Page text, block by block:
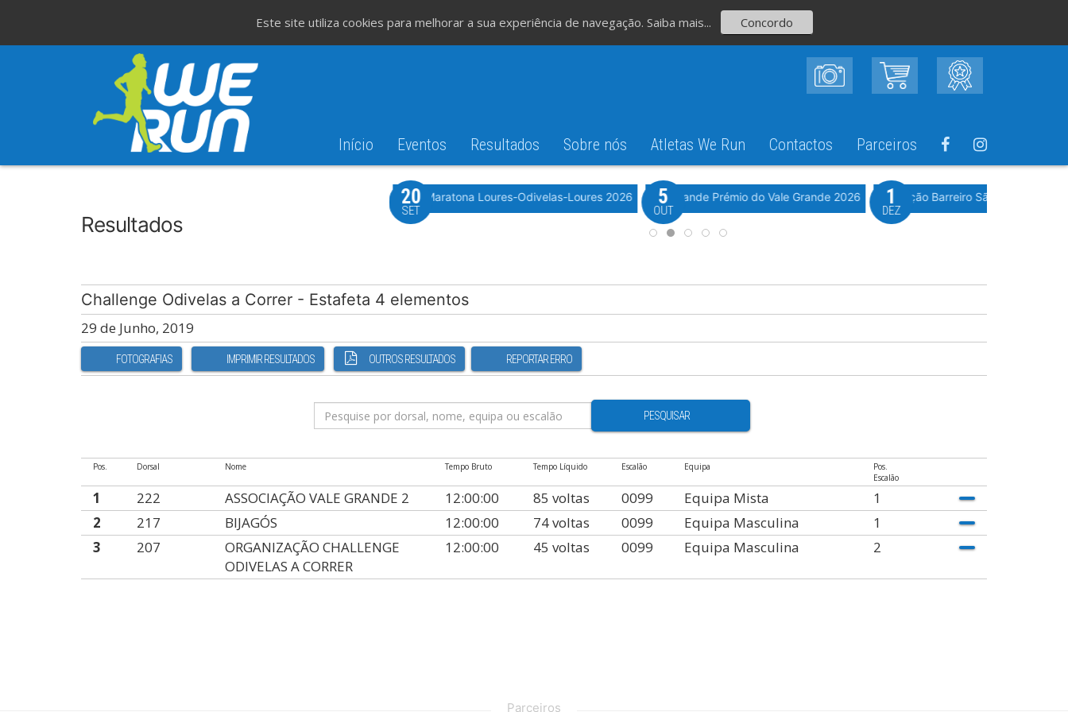
Início Eventos Resultados Sobre nós Atletas We Run Contactos Parceiros
Resultados
Meia Maratona Loures-Odivelas-Loures 2026
20
SET Evento WeTiming
10º Grande Prémio do Vale Grande 2026
5
OUT
6ª Edição Barreiro São Silvestre
1
DEZ
Challenge Odivelas a Correr - Estafeta 4 elementos
29 de Junho, 2019
FOTOGRAFIAS IMPRIMIR RESULTADOS OUTROS RESULTADOS REPORTAR ERRO
PESQUISAR
Pos. Dorsal Nome Tempo Bruto Tempo Líquido Escalão Equipa
Pos.
Escalão
1 222 ASSOCIAÇÃO VALE GRANDE 2 12:00:00 85 voltas 0099 Equipa Mista
1
2
217 BIJAGÓS 12:00:00 74 voltas 0099 Equipa Masculina
1
3
207
ORGANIZAÇÃO CHALLENGE
ODIVELAS A CORRER
12:00:00 45 voltas 0099 Equipa Masculina 2
Parceiros
Este site utiliza cookies para melhorar a sua experiência de navegação. Saiba mais... Concordo